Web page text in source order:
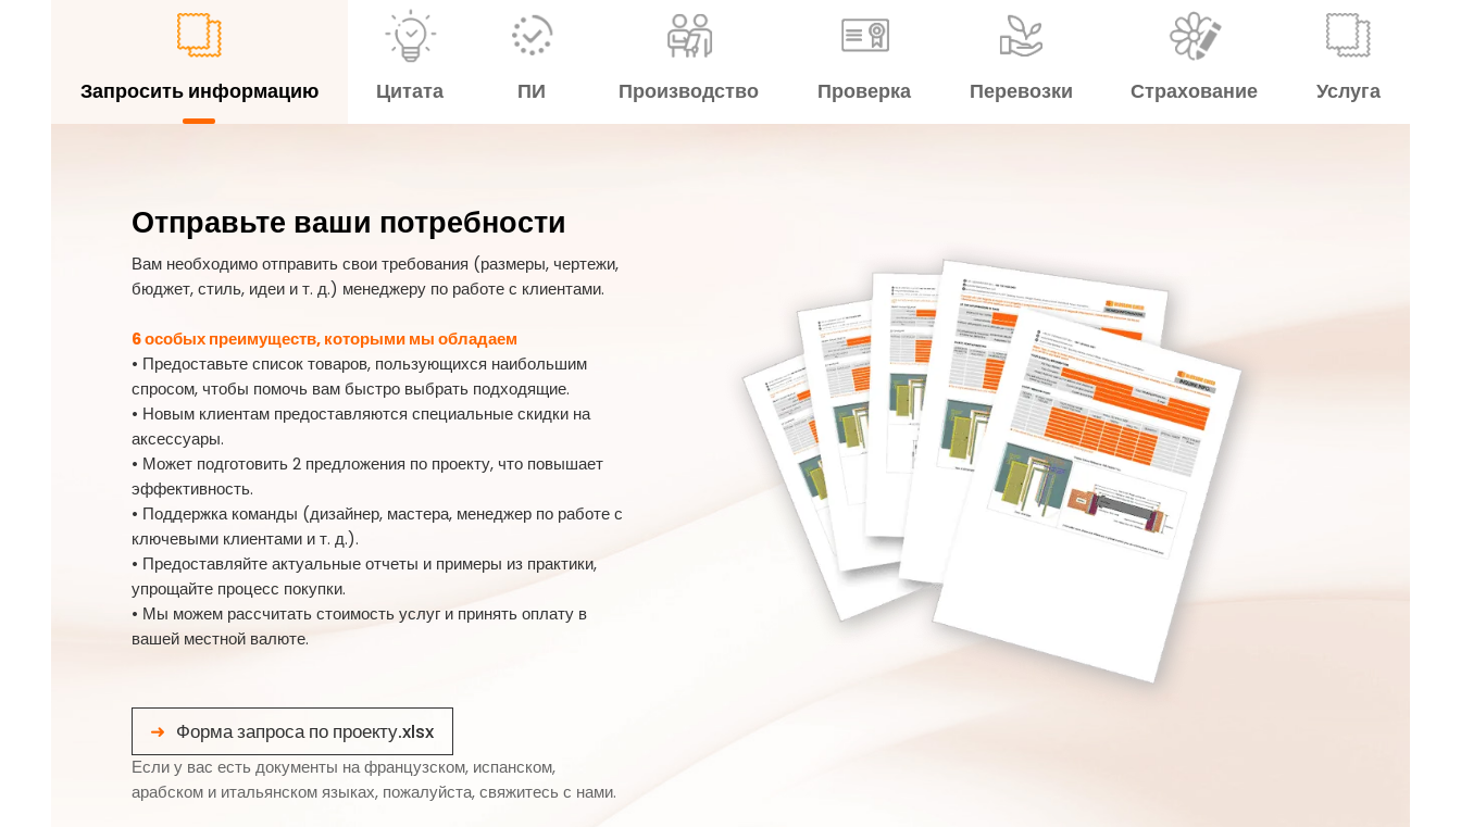
Запросить информацию Цитата ПИ Производство Проверка Перевозки Страхование Услуга
Отправьте ваши потребности
Вам необходимо отправить свои требования (размеры, чертежи,
бюджет, стиль, идеи и т. д.) менеджеру по работе с клиентами.
6 особых преимуществ, которыми мы обладаем
• Предоставьте список товаров, пользующихся наибольшим
спросом, чтобы помочь вам быстро выбрать подходящие.
• Новым клиентам предоставляются специальные скидки на
аксессуары.
• Может подготовить 2 предложения по проекту, что повышает
эффективность.
• Поддержка команды (дизайнер, мастера, менеджер по работе с
ключевыми клиентами и т. д.).
• Предоставляйте актуальные отчеты и примеры из практики,
упрощайте процесс покупки.
• Мы можем рассчитать стоимость услуг и принять оплату в
вашей местной валюте.
Форма запроса по проекту.xlsx
Если у вас есть документы на французском, испанском,
арабском и итальянском языках, пожалуйста, свяжитесь с нами.